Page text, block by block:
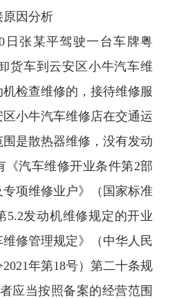
因分析
张某平驾驶一台车牌粤
货车到云安区小牛汽车维
检查维修的，接待维修服
小牛汽车维修店在交通运
是散热器维修，没有发动
《汽车维修开业条件第2部
项维修业户》（国家标准
5.2发动机维修规定的开业
修管理规定》（中华人民
年第18号）第二十条规
应当按照备案的经营范围